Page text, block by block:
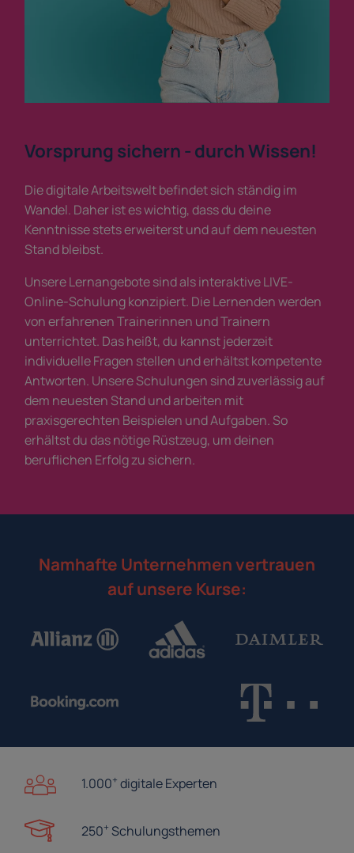
Vorsprung sichern - durch Wissen!
Die digitale Arbeitswelt befindet sich ständig im
Wandel. Daher ist es wichtig, dass du deine
Kenntnisse stets erweiterst und auf dem neuesten
Stand bleibst.
Unsere Lernangebote sind als interaktive LIVE-
Online-Schulung konzipiert. Die Lernenden werden
von erfahrenen Trainerinnen und Trainern
unterrichtet. Das heißt, du kannst jederzeit
individuelle Fragen stellen und erhältst kompetente
Antworten. Unsere Schulungen sind zuverlässig auf
dem neuesten Stand und arbeiten mit
praxisgerechten Beispielen und Aufgaben. So
erhältst du das nötige Rüstzeug, um deinen
beruflichen Erfolg zu sichern.
Namhafte Unternehmen vertrauen
auf unsere Kurse:
1.000+ digitale Experten
250+ Schulungsthemen